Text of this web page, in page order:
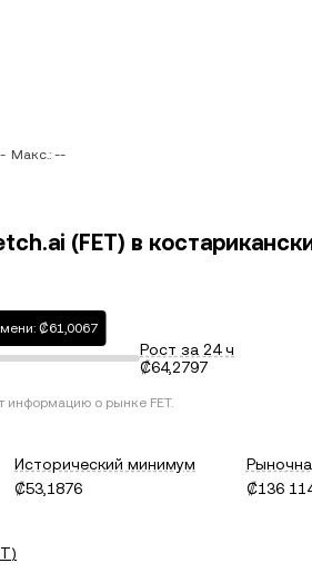
Макс.: --
(FET) в
₡61,0067
Рост за 24 ч
₡64,2797
информацию о рынке FET.
Исторический минимум
₡53,1876
₡136
)